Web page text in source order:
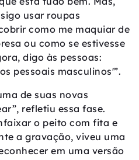
usar roupas
como me maquiar de
ou como se estivesse
digo às pessoas:
pessoais masculinos'”.
de suas novas
refletiu essa fase.
o peito com fita e
a gravação, viveu uma
em uma versão